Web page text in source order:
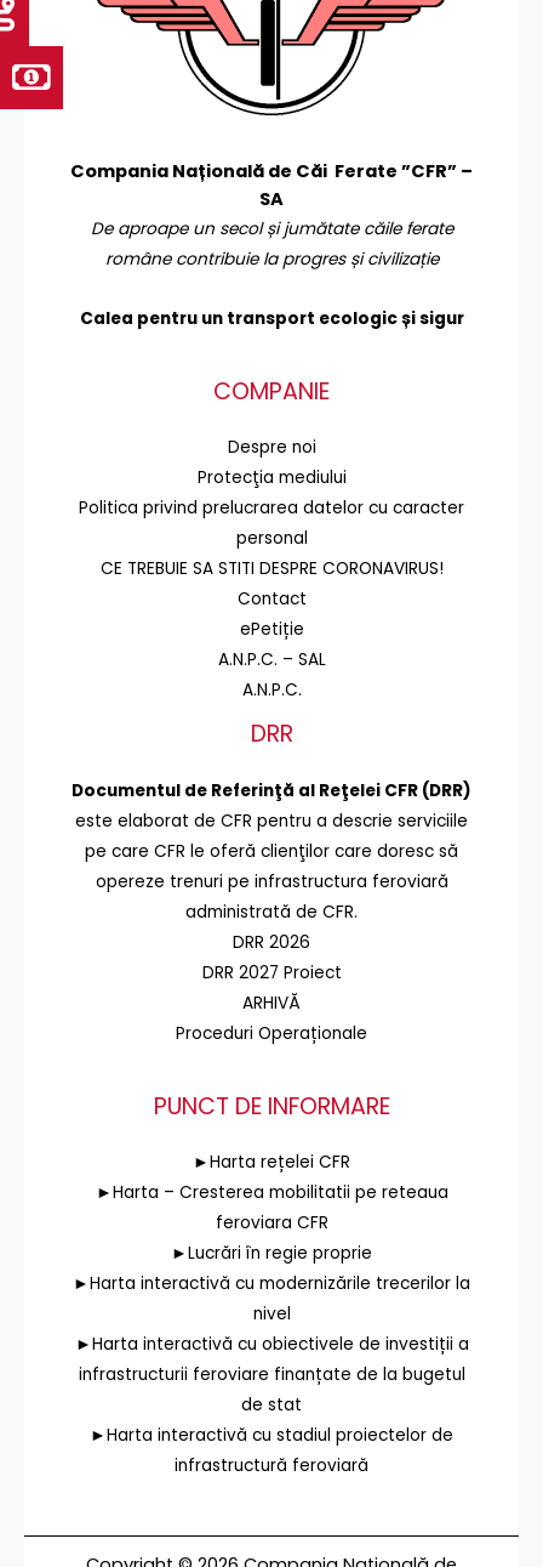
Compania Națională de Căi Ferate ”CFR” –
SA
De aproape un secol și jumătate căile ferate
române contribuie la progres și civilizație
Calea pentru un transport ecologic și sigur
COMPANIE
Despre noi
Protecţia mediului
Politica privind prelucrarea datelor cu caracter
personal
CE TREBUIE SA STITI DESPRE CORONAVIRUS!
Contact
ePetiție
A.N.P.C. – SAL
A.N.P.C.
DRR
Documentul de Referinţă al Reţelei CFR (DRR)
este elaborat de CFR pentru a descrie serviciile
pe care CFR le oferă clienţilor care doresc să
opereze trenuri pe infrastructura feroviară
administrată de CFR.
DRR 2026
DRR 2027 Proiect
ARHIVĂ
Proceduri Operaționale
PUNCT DE INFORMARE
►Harta rețelei CFR
►Harta – Cresterea mobilitatii pe reteaua
feroviara CFR
►Lucrări în regie proprie
►Harta interactivă cu modernizările trecerilor la
nivel
►Harta interactivă cu obiectivele de investiții a
infrastructurii feroviare finanțate de la bugetul
de stat
►Harta interactivă cu stadiul proiectelor de
infrastructură feroviară